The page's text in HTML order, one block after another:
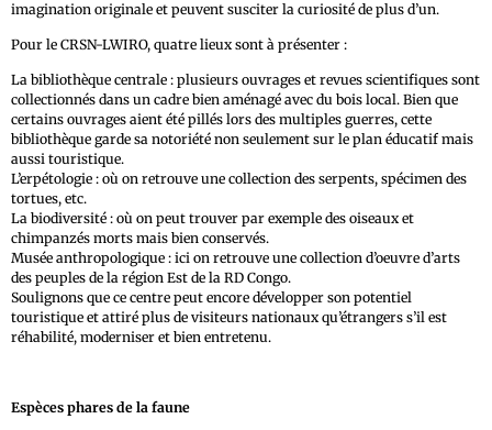
imagination originale et peuvent susciter la curiosité de plus d’un.
Pour le CRSN-LWIRO, quatre lieux sont à présenter :
La bibliothèque centrale : plusieurs ouvrages et revues scientifiques sont
collectionnés dans un cadre bien aménagé avec du bois local. Bien que
certains ouvrages aient été pillés lors des multiples guerres, cette
bibliothèque garde sa notoriété non seulement sur le plan éducatif mais
aussi touristique.
L’erpétologie : où on retrouve une collection des serpents, spécimen des
tortues, etc.
La biodiversité : où on peut trouver par exemple des oiseaux et
chimpanzés morts mais bien conservés.
Musée anthropologique : ici on retrouve une collection d’oeuvre d’arts
des peuples de la région Est de la RD Congo.
Soulignons que ce centre peut encore développer son potentiel
touristique et attiré plus de visiteurs nationaux qu’étrangers s’il est
réhabilité, moderniser et bien entretenu.
Espèces phares de la faune